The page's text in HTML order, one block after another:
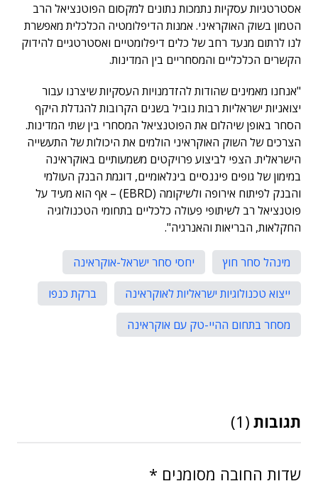
אסטרטגיות עסקיות נתמכות נתונים למקסום הפוטנציאל הרב
הטמון בשוק האוקראיני. אמנות הדיפלומטיה הכלכלית מאפשרת
לנו לרתום מנעד רחב של כלים דיפלומטיים ואסטרטגיים להידוק
הקשרים הכלכליים והמסחריים בין המדינות.
"אנחנו מאמינים שהודות להזדמנויות העסקיות שיצרנו עבור
יצואניות ישראליות רבות נוביל בשנים הקרובות להגדלת היקף
הסחר באופן שיהלום את הפוטנציאל המסחרי בין שתי המדינות.
הצרכים של השוק האוקראיני הולמים את היכולות של התעשייה
הישראלית. הצפי לביצוע פרויקטים משמעותיים באוקראינה
במימון של גופים פיננסיים בינלאומיים, דוגמת הבנק העולמי
והבנק לפיתוח אירופה ולשיקומה (EBRD) – אף הוא מעיד על
פוטנציאל רב לשיתופי פעולה כלכליים בתחומי הטכנולוגיה
החקלאות, הבריאות והאנרגיה".
מינהל סחר חוץ
יחסי סחר ישראל-אוקראינה
ייצוא טכנולוגיות ישראליות לאוקראינה
ברקת כנפו
מסחר בתחום ההיי-טק עם אוקראינה
תגובות (1)
שדות החובה מסומנים *